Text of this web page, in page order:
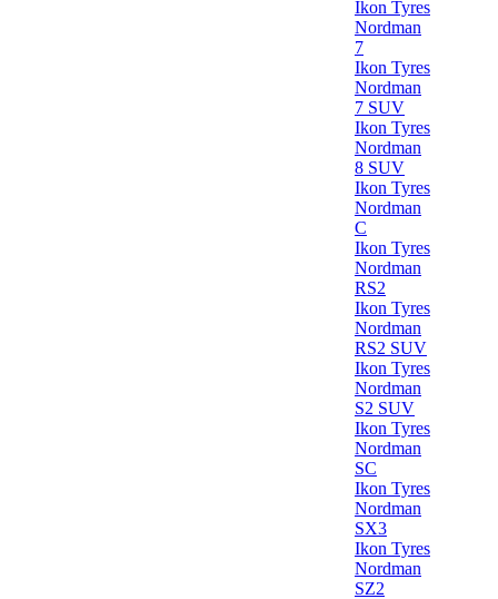
Ikon Tyres
Nordman
7
Ikon Tyres
Nordman
7 SUV
Ikon Tyres
Nordman
8 SUV
Ikon Tyres
Nordman
C
Ikon Tyres
Nordman
RS2
Ikon Tyres
Nordman
RS2 SUV
Ikon Tyres
Nordman
S2 SUV
Ikon Tyres
Nordman
SC
Ikon Tyres
Nordman
SX3
Ikon Tyres
Nordman
SZ2